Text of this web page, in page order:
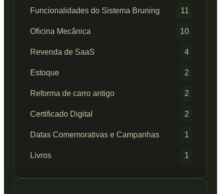
Funcionalidades do Sistema Bruning 11
Oficina Mecânica 10
Revenda de SaaS 4
Estoque 2
Reforma de carro antigo 2
Certificado Digital 2
Datas Comemorativas e Campanhas 1
Livros 1